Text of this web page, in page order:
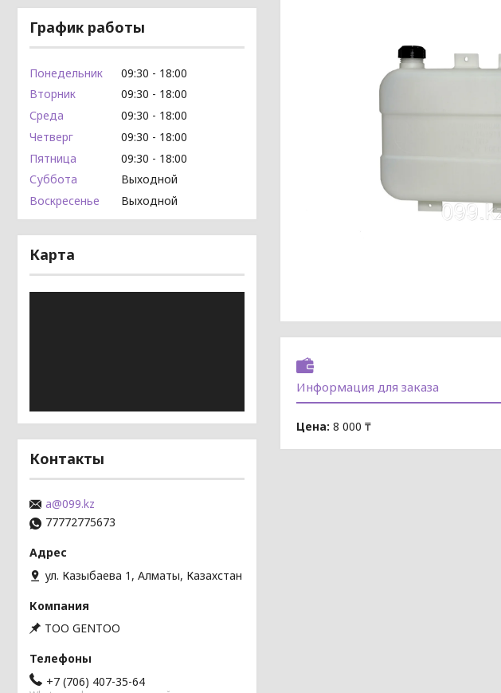
Информация для заказа
Цена: 8 000 ₸
График работы
Понедельник 09:30
18:00
Вторник
09:30
18:00
Среда
09:30
18:00
Четверг
09:30
18:00
Пятница
09:30
18:00
Суббота
Выходной
Воскресенье
Выходной
Карта
Контакты
a@099.kz
77772775673
ул. Казыбаева 1, Алматы, Казахстан
TOO GENTOO
+7 (706) 407-35-64